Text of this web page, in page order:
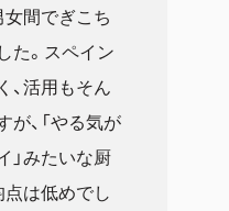
女間でぎこち
た。スペイン
、活用もそん
、「やる気が
」みたいな厨
点は低めでし